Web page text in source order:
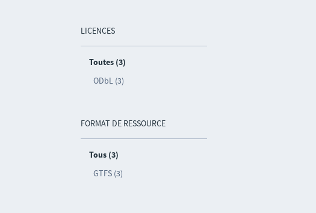
LICENCES
Toutes (3)
ODbL (3)
FORMAT DE RESSOURCE
Tous (3)
GTFS (3)